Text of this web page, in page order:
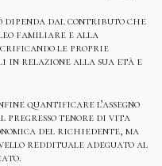
dipenda dal contributo che
familiare e alla
le proprie
in relazione alla sua età e
quantificare l’assegno
pregresso tenore di vita
del richiedente, ma
reddituale adeguato al